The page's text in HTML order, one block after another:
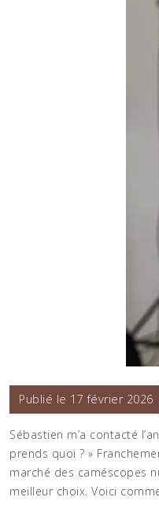
Publié le 17 février 2026
Sébastien m’a contacté
prends quoi ? »
marché des caméscopes
meilleur choix. Voici